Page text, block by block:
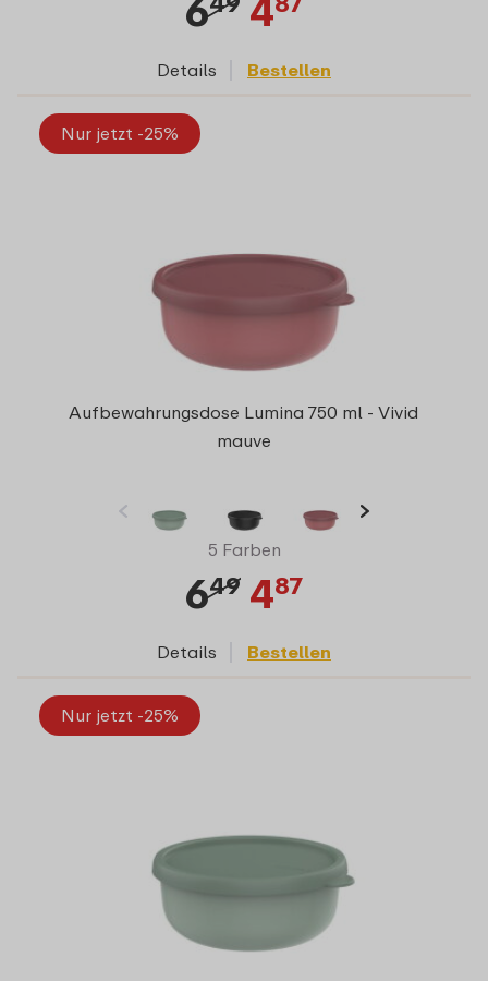
6 4
Details Bestellen
Nur jetzt -25%
Aufbewahrungsdose Lumina 750 ml - Vivid
mauve
5 Farben
649 487
Details Bestellen
Nur jetzt -25%